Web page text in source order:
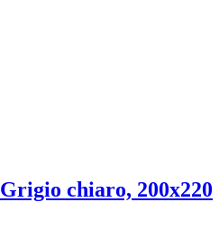
Grigio chiaro, 200x220